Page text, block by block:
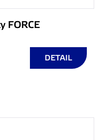
FORCE
DETAIL